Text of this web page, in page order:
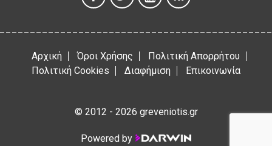
Αρχική Όροι Χρήσης
Πολιτική Απορρήτου
Πολιτική Cookies
Διαφήμιση Επικοινωνία
© 2012 - 2026 greveniotis.gr
Powered by